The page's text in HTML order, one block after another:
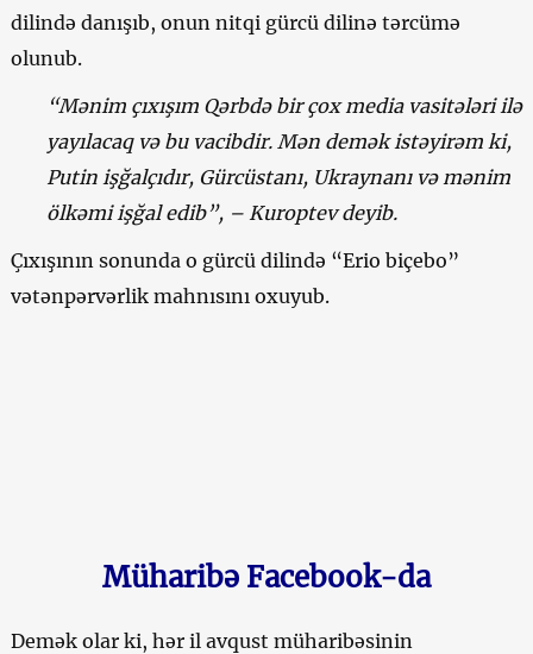
dilində danışıb, onun nitqi gürcü dilinə tərcümə
olunub.
“Mənim çıxışım Qərbdə bir çox media vasitələri ilə
yayılacaq və bu vacibdir. Mən demək istəyirəm ki,
Putin işğalçıdır, Gürcüstanı, Ukraynanı və mənim
ölkəmi işğal edib”, – Kuroptev deyib.
Çıxışının sonunda o gürcü dilində “Erio biçebo”
vətənpərvərlik mahnısını oxuyub.
Müharibə Facebook-da
Demək olar ki, hər il avqust müharibəsinin